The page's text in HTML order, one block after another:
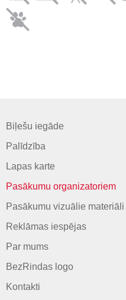
Biļešu iegāde
Palīdzība
Lapas karte
Pasākumu organizatoriem
Pasākumu vizuālie materiāli
Reklāmas iespējas
Par mums
BezRindas logo
Kontakti